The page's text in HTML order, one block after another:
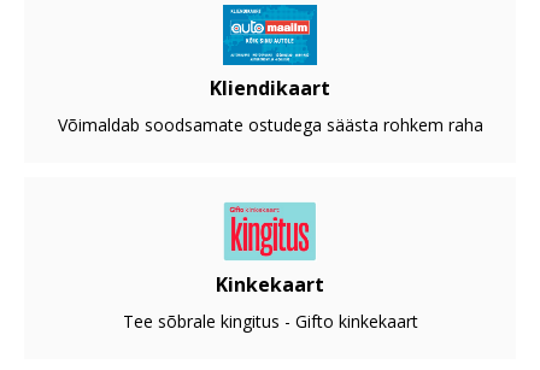
Kliendikaart
Võimaldab soodsamate ostudega säästa rohkem raha
Kinkekaart
Tee sõbrale kingitus - Gifto kinkekaart